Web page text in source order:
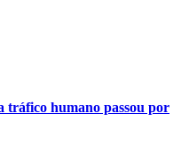
tráfico humano passou por